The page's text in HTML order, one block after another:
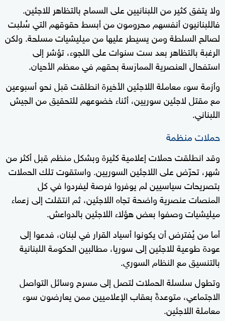
ولا يتفق كثير من اللبنانيين على السماح بالتظاهر للاجئين.
فاللبنانيون أنفسهم محرومون من أبسط حقوقهم التي سُلبت
لصالح السلطة ومن يسيطر عليها من ميليشيات مسلحة. ولكن
الرغبة بالتظاهر بعد ست سنوات على اللجوء، تؤشر إلى
استفحال العنصرية الممارَسة بحقهم في معظم الأحيان.
وأزمة سوء معاملة اللاجئين الأخيرة انطلقت قبل نحو أسبوعين
مع مقتل لاجئين سوريين، أثناء خضوعهم للتحقيق من الجيش
اللبناني.
حملات منظمة
وقد انطلقت حملات إعلامية كثيرة وبشكل منظم قبل أكثر من
شهر، تحرّض على اللاجئين السوريين. واستقوت تلك الحملات
بتصريحات سياسيين لم يوفروا فرصة ليفردوا في كل
المنصات عنصرية واضحة تجاه اللاجئين، ثم انتقلت إلى زعماء
ميليشيات وصفوا بعض هؤلاء اللاجئين بالدواعش.
أما من يُفترض أن يكونوا أسياد القرار في لبنان، فدعوا إلى
عودة طوعية للاجئين إلى سوريا، مطالبين الحكومة اللبنانية
بالتنسيق مع النظام السوري.
وتطول سلسلة الحملات لتصل إلى مسرح وسائل التواصل
الاجتماعي، متوعدةً بعقاب الإعلاميين ممن يعارضون سوء
معاملة اللاجئين.